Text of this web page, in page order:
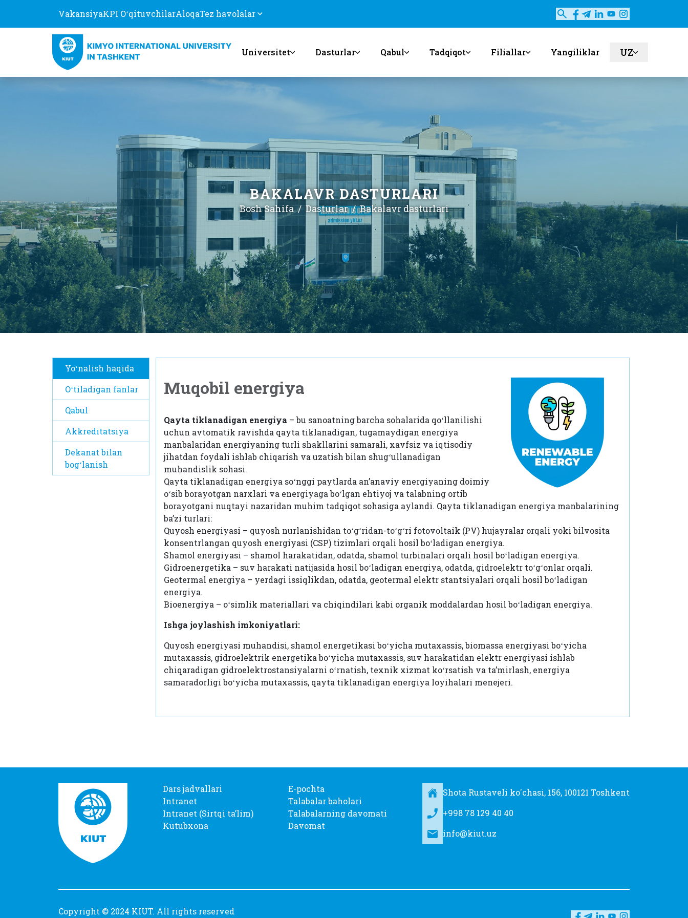
VakansiyaKPI OʻqituvchilarAloqaTez havolalar
Universitet Dasturlar Qabul Tadqiqot Filiallar Yangiliklar UZ
BAKALAVR DASTURLARI
Bosh Sahifa Dasturlar Bakalavr dasturlari
Yoʻnalish haqida
Oʻtiladigan fanlar
Qabul
Akkreditatsiya
Dekanat bilan
bogʻlanish
Muqobil energiya
Qayta tiklanadigan energiya – bu sanoatning barcha sohalarida qoʻllanilishi
uchun avtomatik ravishda qayta tiklanadigan, tugamaydigan energiya
manbalaridan energiyaning turli shakllarini samarali, xavfsiz va iqtisodiy
jihatdan foydali ishlab chiqarish va uzatish bilan shugʻullanadigan
muhandislik sohasi.
Qayta tiklanadigan energiya soʻnggi paytlarda an’anaviy energiyaning doimiy
oʻsib borayotgan narxlari va energiyaga boʻlgan ehtiyoj va talabning ortib
borayotgani nuqtayi nazaridan muhim tadqiqot sohasiga aylandi. Qayta tiklanadigan energiya manbalarining
ba’zi turlari:
Quyosh energiyasi – quyosh nurlanishidan toʻgʻridan-toʻgʻri fotovoltaik (PV) hujayralar orqali yoki bilvosita
konsentrlangan quyosh energiyasi (CSP) tizimlari orqali hosil boʻladigan energiya.
Shamol energiyasi – shamol harakatidan, odatda, shamol turbinalari orqali hosil boʻladigan energiya.
Gidroenergetika – suv harakati natijasida hosil boʻladigan energiya, odatda, gidroelektr toʻgʻonlar orqali.
Geotermal energiya – yerdagi issiqlikdan, odatda, geotermal elektr stantsiyalari orqali hosil boʻladigan
energiya.
Bioenergiya – oʻsimlik materiallari va chiqindilari kabi organik moddalardan hosil boʻladigan energiya.
Ishga joylashish imkoniyatlari:
Quyosh energiyasi muhandisi, shamol energetikasi boʻyicha mutaxassis, biomassa energiyasi boʻyicha
mutaxassis, gidroelektrik energetika boʻyicha mutaxassis, suv harakatidan elektr energiyasi ishlab
chiqaradigan gidroelektrostansiyalarni oʻrnatish, texnik xizmat koʻrsatish va taʼmirlash, energiya
samaradorligi boʻyicha mutaxassis, qayta tiklanadigan energiya loyihalari menejeri.
Dars jadvallari
Intranet
Intranet (Sirtqi taʼlim)
Kutubxona
E-pochta
Talabalar baholari
Talabalarning davomati
Davomat
Shota Rustaveli ko'chasi, 156, 100121 Toshkent
+998 78 129 40 40
info@kiut.uz
Copyright © 2024 KIUT. All rights reserved